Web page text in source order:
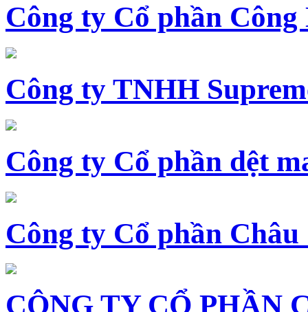
Công ty Cổ phần Công
Công ty TNHH
Công ty Cổ phần dệt
Công ty Cổ phần Châu
CÔNG TY CỔ PHẦN